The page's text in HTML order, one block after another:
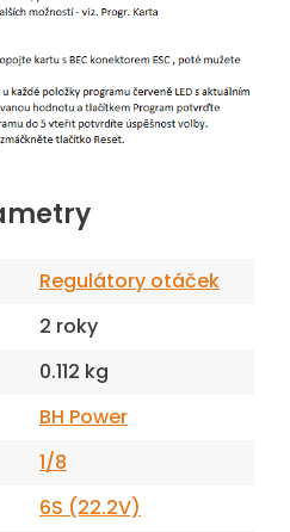
Regulátory otáček
2 roky
0.112 kg
BH Power
1/8
6S (22.2V)